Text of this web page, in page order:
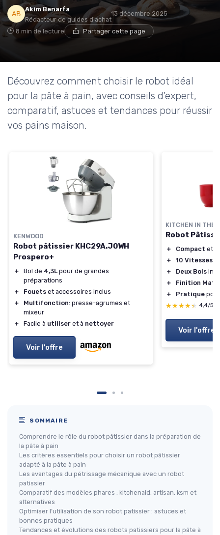
Akim Benarfa
Rédacteur de guides d'achat
13 décembre 2025
8 min de lecture Partager cette page
Découvrez comment choisir le robot idéal
pour la pâte à pain, avec conseils d'expert,
comparatif, astuces et tendances pour réussir
vos pains maison.
KENWOOD
Robot pâtissier KHC29A.J0WH
Prospero+
＋ Bol de 4,3L pour de grandes
préparations
＋
Fouets et accessoires inclus
＋
Multifonction: presse-agrumes et
mixeur
＋
Facile à utiliser et à nettoyer
Voir l'offre
KITCHEN IN THE
Robot
＋ Compact et
＋
10 Vitesses
＋
Deux Bols
＋
Finition Mate
＋
Pratique
★★★★★
★★★★★ 4,4/5
Voir l'offre
SOMMAIRE
Comprendre le rôle du robot pâtissier dans la préparation de
la pâte à pain
Les critères essentiels pour choisir un robot pâtissier
adapté à la pâte à pain
Les avantages du pétrissage mécanique avec un robot
patissier
Comparatif des modèles phares : kitchenaid, artisan, ksm et
alternatives
Optimiser l’utilisation de son robot patissier : astuces et
bonnes pratiques
Tendances et évolutions des robots patissiers pour la pâte à